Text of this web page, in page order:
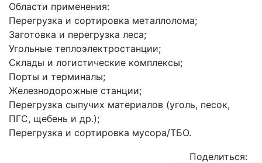
Области применения:
Перегрузка и сортировка металлолома;
Заготовка и перегрузка леса;
Угольные теплоэлектростанции;
Склады и логистические комплексы;
Порты и терминалы;
Железнодорожные станции;
Перегрузка сыпучих материалов (уголь, песок,
ПГС, щебень и др.);
Перегрузка и сортировка мусора/ТБО.
Поделиться: